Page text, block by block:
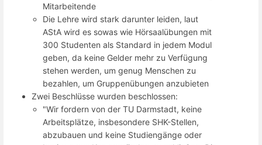
Mitarbeitende
Die Lehre wird stark darunter leiden, laut
AStA wird es sowas wie Hörsaalübungen mit
300 Studenten als Standard in jedem Modul
geben, da keine Gelder mehr zu Verfügung
stehen werden, um genug Menschen zu
bezahlen, um Gruppenübungen anzubieten
Zwei Beschlüsse wurden beschlossen:
"Wir fordern von der TU Darmstadt, keine
Arbeitsplätze, insbesondere SHK-Stellen,
abzubauen und keine Studiengänge oder